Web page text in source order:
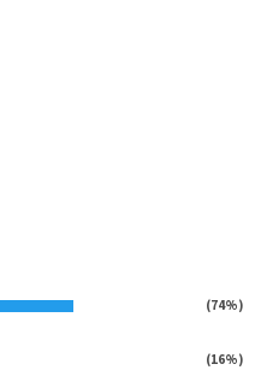
(74%)
(16%)